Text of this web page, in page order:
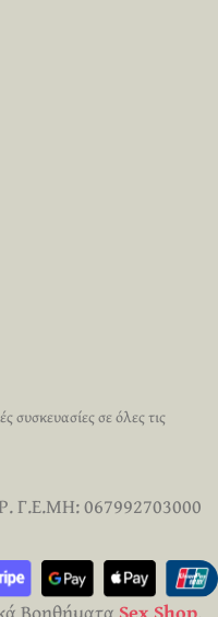
συσκευασίες σε όλες τις
Γ.Ε.ΜΗ: 067992703000